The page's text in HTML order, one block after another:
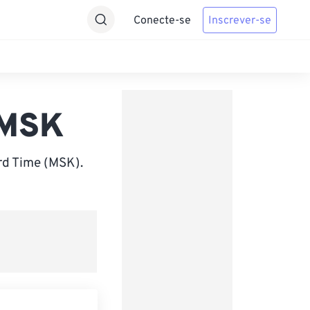
Conecte-se Inscrever-se
Time (MSK).